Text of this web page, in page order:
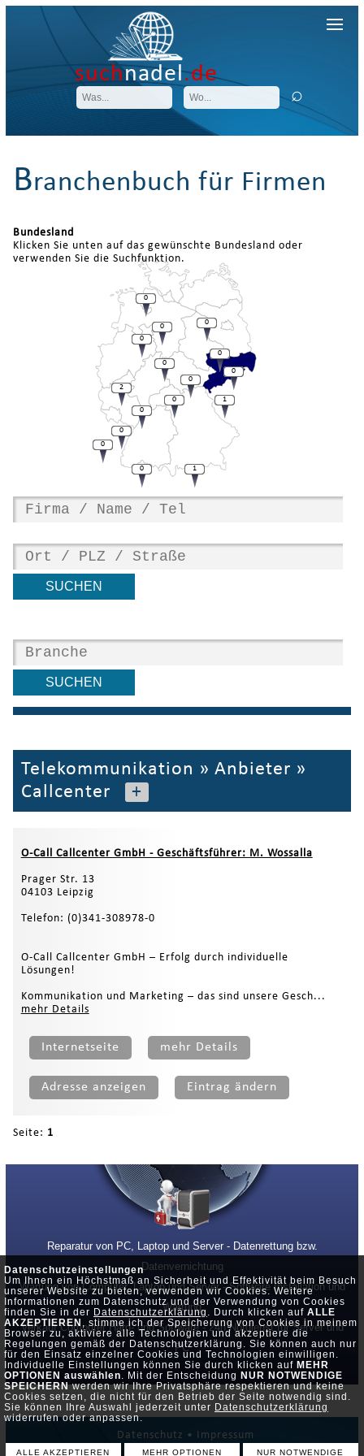
Datenschutzeinstellungen
Um Ihnen ein Höchstmaß an Sicherheit und Effektivität beim Besuch
unserer Website zu bieten, verwenden wir Cookies. Weitere
Informationen zum Datenschutz und der Verwendung von Cookies
finden Sie in der Datenschutzerklärung . Durch klicken auf ALLE
AKZEPTIEREN , stimme ich der Speicherung von Cookies in meinem
Browser zu, aktiviere alle Technologien und akzeptiere die
Regelungen gemäß der Datenschutzerklärung. Sie können auch nur
für den Einsatz einzelner Cookies und Technologien einwilligen.
Individuelle Einstellungen können Sie durch klicken auf MEHR
OPTIONEN auswählen. Mit der Entscheidung NUR NOTWENDIGE
SPEICHERNwerden wir Ihre Privatsphäre respektieren und keine
Cookies setzen, die nicht für den Betrieb der Seite notwendig sind.
Sie können Ihre Auswahl jederzeit unter Datenschutzerklärung
widerrufen oder anpassen.
ALLE AKZEPTIEREN MEHR OPTIONEN NUR NOTWENDIGE
suchnadel.de
Branchenbuch für Firmen
Bundesland
Klicken Sie unten auf das gewünschte Bundesland oder
verwenden Sie die Suchfunktion.
1
0
2
0
0
0
0
0
0
0
0
0
0
0
0
1
Telekommunikation » Anbieter »
Callcenter
+
O-Call Callcenter GmbH - Geschäftsführer: M. Wossalla
Prager Str. 13
04103 Leipzig
Telefon: (0)341-308978-0
O-Call Callcenter GmbH – Erfolg durch individuelle
Lösungen!
Kommunikation und Marketing – das sind unsere Gesch...
mehr Details
Internetseite mehr Details
Adresse anzeigen Eintrag ändern
Seite: 1
Reparatur von PC, Laptop und Server - Datenrettung bzw.
Datenvernichtung
Wartung von Computer, Laptop und Server - Software Installation und
Wartung
Verkauf Computer Hard- und Software - 24h Notdienst für Server und
PC
Datenschutz • Impressum